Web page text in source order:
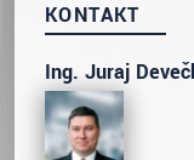
KONTAKT
Ing. Juraj
ODOSLAŤ